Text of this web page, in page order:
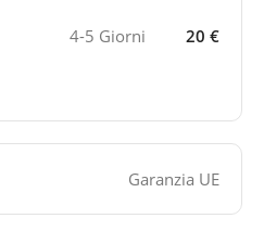
4-5 Giorni 20 €
Garanzia UE